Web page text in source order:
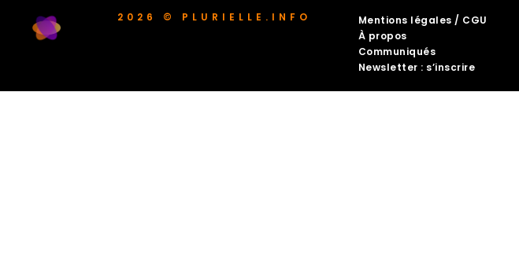
2026 © PLURIELLE.INFO
Mentions légales / CGU
À propos
Communiqués
Newsletter : s’inscrire